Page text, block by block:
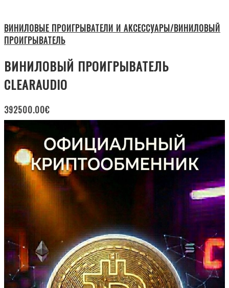
ВИНИЛОВЫЕ ПРОИГРЫВАТЕЛИ И АКСЕССУАРЫ/ВИНИЛОВЫЙ
ПРОИГРЫВАТЕЛЬ
ВИНИЛОВЫЙ ПРОИГРЫВАТЕЛЬ
CLEARAUDIO
392500.00€